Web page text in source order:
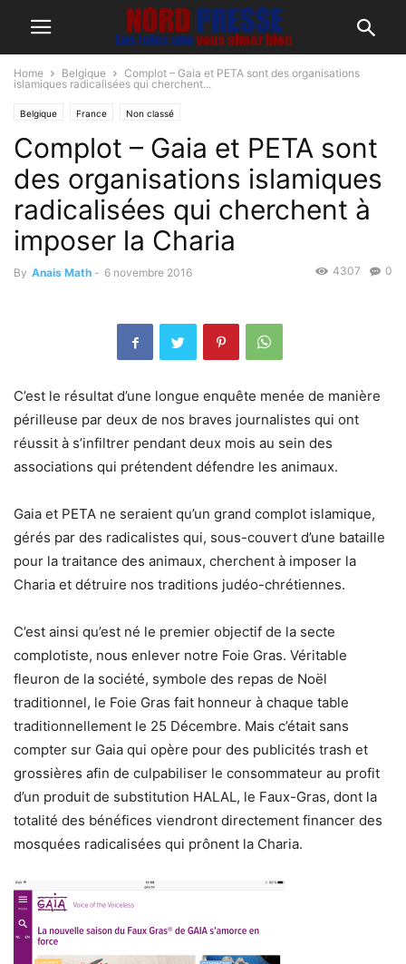
Home Belgique
Complot – Gaia et PETA sont des organisations
islamiques radicalisées qui cherchent...
Belgique France Non classé
Complot – Gaia et PETA sont
des organisations islamiques
radicalisées qui cherchent à
imposer la Charia
By Anais Math - 6 novembre 2016 0
4307
C’est le résultat d’une longue enquête menée de manière
périlleuse par deux de nos braves journalistes qui ont
réussit à s’infiltrer pendant deux mois au sein des
associations qui prétendent défendre les animaux.
Gaia et PETA ne seraient qu’un grand complot islamique,
gérés par des radicalistes qui, sous-couvert d’une bataille
pour la traitance des animaux, cherchent à imposer la
Charia et détruire nos traditions judéo-chrétiennes.
C’est ainsi qu’est né le premier objectif de la secte
complotiste, nous enlever notre Foie Gras. Véritable
fleuron de la société, symbole des repas de Noël
traditionnel, le Foie Gras fait honneur à chaque table
traditionnellement le 25 Décembre. Mais c’était sans
compter sur Gaia qui opère pour des publicités trash et
grossières afin de culpabiliser le consommateur au profit
d’un produit de substitution HALAL, le Faux-Gras, dont la
totalité des bénéfices viendront directement financer des
mosquées radicalisées qui prônent la Charia.